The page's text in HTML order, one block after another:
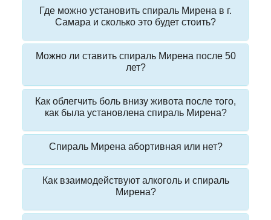
Где можно установить спираль Мирена в г.
Самара и сколько это будет стоить?
Можно ли ставить спираль Мирена после 50
лет?
Как облегчить боль внизу живота после того,
как была установлена спираль Мирена?
Спираль Мирена абортивная или нет?
Как взаимодействуют алкоголь и спираль
Мирена?